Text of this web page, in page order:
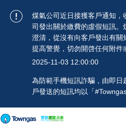
煤氣公司近日接獲客戶通知，
司發出關於繳費的虛假短訊。
澄清，從沒有向客戶發出有關
提高警覺，切勿開啓任何附件
2025-11-03 12:00:00
為防範手機短訊詐騙，由即日
戶發送的短訊均以「#Towngas